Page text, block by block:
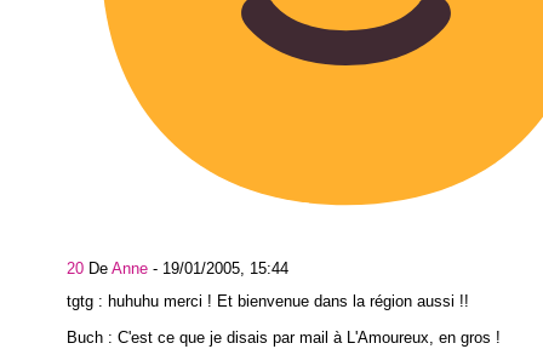
20 De Anne - 19/01/2005, 15:44
tgtg : huhuhu merci ! Et bienvenue dans la région aussi !!
Buch : C'est ce que je disais par mail à L'Amoureux, en gros !